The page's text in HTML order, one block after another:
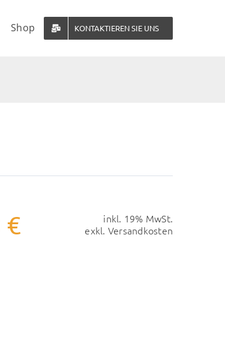
Shop KONTAKTIEREN SIE UNS
€
inkl. 19% MwSt.
exkl. Versandkosten